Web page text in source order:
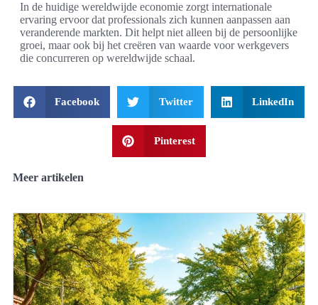
In de huidige wereldwijde economie zorgt internationale
ervaring ervoor dat professionals zich kunnen aanpassen aan
veranderende markten. Dit helpt niet alleen bij de persoonlijke
groei, maar ook bij het creëren van waarde voor werkgevers
die concurreren op wereldwijde schaal.
Facebook Twitter LinkedIn
Pinterest
Meer artikelen